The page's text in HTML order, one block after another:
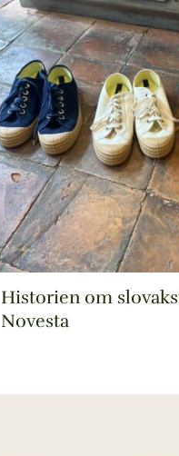
Historien om
Novesta